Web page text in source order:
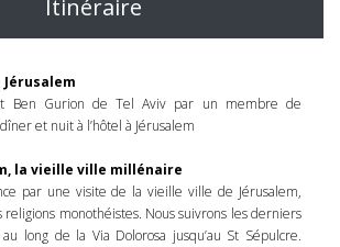
Itinéraire
Jérusalem
Ben Gurion de Tel Aviv par un membre de
et nuit à l’hôtel à Jérusalem
la vieille ville millénaire
par une visite de la vieille ville de Jérusalem,
monothéistes. Nous suivrons les derniers
long de la Via Dolorosa jusqu’au St Sépulcre.